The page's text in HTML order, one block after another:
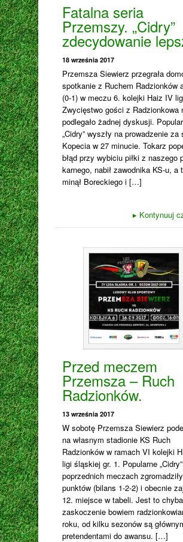
Fatalna seria
Przemszy. „Cidry”
zdecydowanie
18 września 2017
Przemsza Siewierz przegrała
spotkanie z Ruchem Radzionków
(0-1) w meczu 6. kolejki Haiz IV
Zwycięstwo gości z Radzionkowa
podlegało żadnej dyskusji.
„Cidry” wyszły na prowadzenie za
Kopecia w 27 minucie. Tokarz
błąd przy wybiciu piłki z naszego
karnego, nabił zawodnika KS-u, a
minął Boreckiego i […]
▸ Kontynuuj
Przed meczem
Przemsza – Ruch
Radzionków.
13 września 2017
W sobotę Przemsza Siewierz
na własnym stadionie KS Ruch
Radzionków w ramach VI kolejki
ligi śląskiej gr. 1. Popularne
poprzednich meczach
punktów (bilans 1-2-2) i obecnie
12. miejsce w tabeli. Jest to
zaskoczenie bowiem
roku, od kilku sezonów są
pretendentami do awansu. […]